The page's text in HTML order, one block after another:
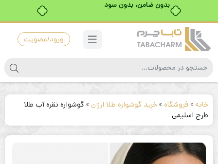
ورود/عضویت
خانه »فروشگاه »خرید گوشواره طلا ارزان »گوشواره نقره آب طلا
طرح اسلیمی